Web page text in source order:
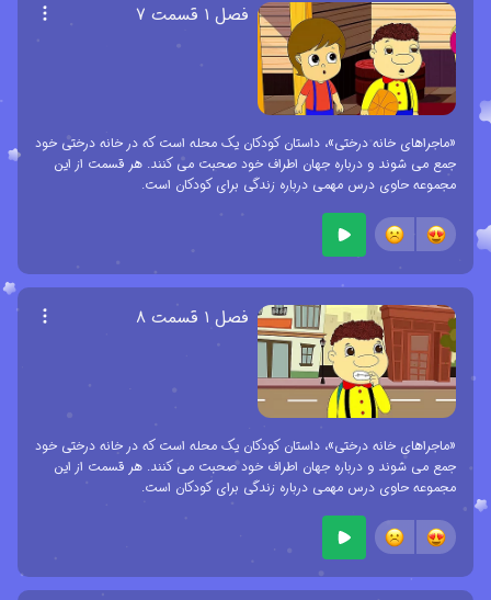
فصل ۱ قسمت ۷
«ماجراهای خانه درختی»، داستان کودکان یک محله است که در خانه درختی خود
جمع می شوند و درباره جهان اطراف خود صحبت می کنند. هر قسمت از این
مجموعه حاوی درس مهمی درباره زندگی برای کودکان است.
فصل ۱ قسمت ۸
«ماجراهای خانه درختی»، داستان کودکان یک محله است که در خانه درختی خود
جمع می شوند و درباره جهان اطراف خود صحبت می کنند. هر قسمت از این
مجموعه حاوی درس مهمی درباره زندگی برای کودکان است.